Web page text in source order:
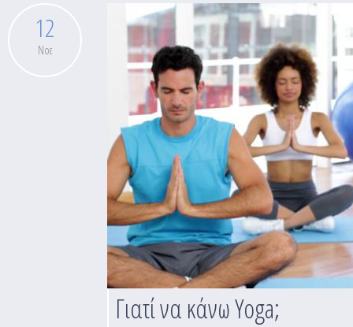
12
Νοε
Γιατί να κάνω Yoga;